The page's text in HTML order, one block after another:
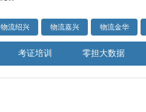
物流绍兴 物流嘉兴 物流金华
考证培训 零担大数据